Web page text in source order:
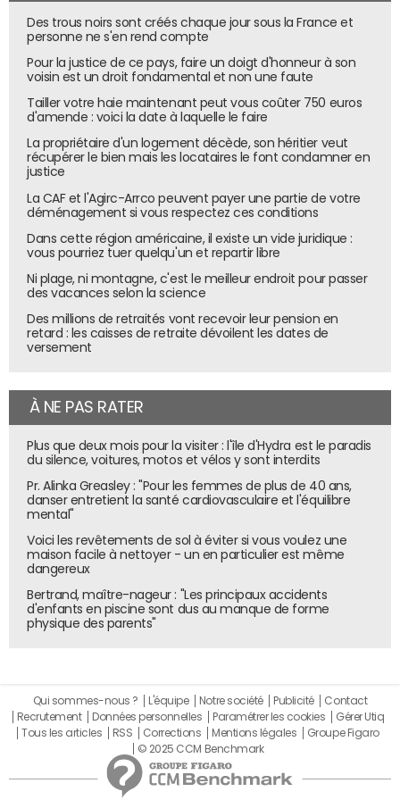
ces services fréquemment. Mais ils réapparaissent
regrette Georgy Kucherin, chercheur chez Kaspersky.
Exemple d'un bot look up Telegram. © JDN
Des trous noirs sont créés chaque jour sous la France et
personne ne s'en rend compte
Pour la justice de ce pays, faire un doigt d'honneur à son
voisin est un droit fondamental et non une faute
Tailler votre haie maintenant peut vous coûter 750 euros
d'amende : voici la date à laquelle le faire
La propriétaire d'un logement décède, son héritier veut
récupérer le bien mais les locataires le font condamner en
justice
La CAF et l'Agirc-Arrco peuvent payer une partie de votre
déménagement si vous respectez ces conditions
Dans cette région américaine, il existe un vide juridique :
vous pourriez tuer quelqu'un et repartir libre
Ni plage, ni montagne, c'est le meilleur endroit pour passer
des vacances selon la science
Des millions de retraités vont recevoir leur pension en
retard : les caisses de retraite dévoilent les dates de
versement
À NE PAS RATER
Plus que deux mois pour la visiter : l'île d'Hydra est le paradis
du silence, voitures, motos et vélos y sont interdits
Pr. Alinka Greasley : "Pour les femmes de plus de 40 ans,
danser entretient la santé cardiovasculaire et l'équilibre
mental"
Voici les revêtements de sol à éviter si vous voulez une
maison facile à nettoyer - un en particulier est même
dangereux
Bertrand, maître-nageur : "Les principaux accidents
d'enfants en piscine sont dus au manque de forme
physique des parents"
Qui sommes-nous ? L'équipe Notre société Publicité
Contact
Recrutement
Données personnelles Paramétrer les cookies
Gérer Utiq
Tous les articles
RSS Corrections Mentions légales
Groupe Figaro
© 2025 CCM Benchmark